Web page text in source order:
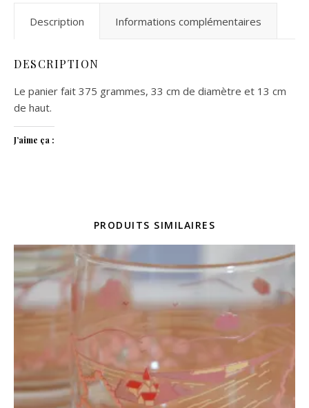
Description Informations complémentaires
DESCRIPTION
Le panier fait 375 grammes, 33 cm de diamètre et 13 cm
de haut.
J’aime ça :
PRODUITS SIMILAIRES